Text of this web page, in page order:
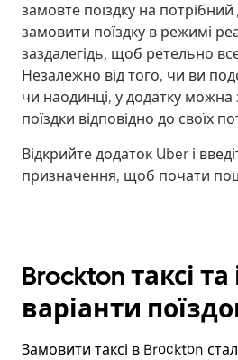
замовте поїздку на
замовити поїздку в режимі
заздалегідь, щоб ретельно
Незалежно від того, чи ви
чи наодинці, у додатку можна
поїздки відповідно до своїх
Відкрийте додаток Uber і
призначення, щоб почати
Brockton таксі та
варіанти
Замовити таксі в Brockton